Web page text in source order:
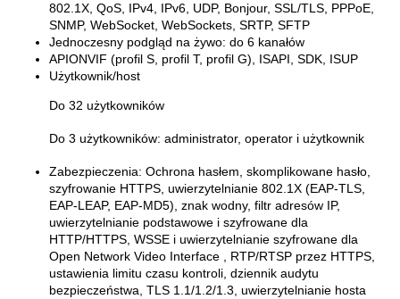
802.1X, QoS, IPv4, IPv6, UDP, Bonjour, SSL/TLS, PPPoE,
SNMP, WebSocket, WebSockets, SRTP, SFTP
Jednoczesny podgląd na żywo: do 6 kanałów
APIONVIF (profil S, profil T, profil G), ISAPI, SDK, ISUP
Użytkownik/host
Do 32 użytkowników
Do 3 użytkowników: administrator, operator i użytkownik
Zabezpieczenia: Ochrona hasłem, skomplikowane hasło,
szyfrowanie HTTPS, uwierzytelnianie 802.1X (EAP-TLS,
EAP-LEAP, EAP-MD5), znak wodny, filtr adresów IP,
uwierzytelnianie podstawowe i szyfrowane dla
HTTP/HTTPS, WSSE i uwierzytelnianie szyfrowane dla
Open Network Video Interface , RTP/RTSP przez HTTPS,
ustawienia limitu czasu kontroli, dziennik audytu
bezpieczeństwa, TLS 1.1/1.2/1.3, uwierzytelnianie hosta